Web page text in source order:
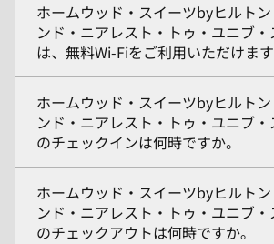
ホームウッド・スイーツbyヒルト
ンド・ニアレスト・トゥ・ユニブ
は、無料Wi-Fiをご利用いただけます
ホームウッド・スイーツbyヒルト
ンド・ニアレスト・トゥ・ユニブ
のチェックインは何時ですか。
ホームウッド・スイーツbyヒルト
ンド・ニアレスト・トゥ・ユニブ
のチェックアウトは何時ですか。